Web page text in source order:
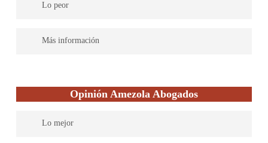
Lo peor
Más información
ilegales, reclaman cantidades indebidas, cláusulas suelos y
abogados especializados en diferentes áreas de derecho y su
Opinión Amezola Abogados
Lo mejor